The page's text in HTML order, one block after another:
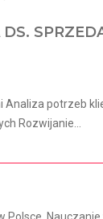
potrzeb
Rozwijanie...